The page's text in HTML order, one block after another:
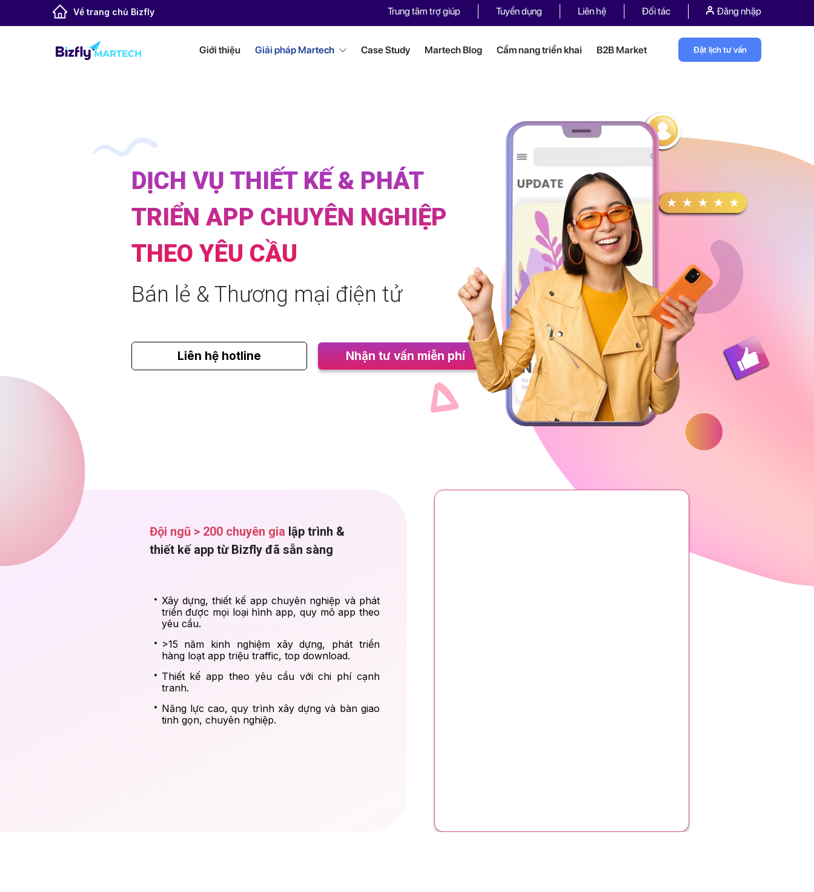
Về trang chủ Bizfly Trung tâm trợ giúp Tuyển dụng Liên hệ Đối tác Đăng nhập
Giới thiệu Giải pháp Martech Case Study Martech Blog Cẩm nang triển khai B2B Market Đặt lịch tư vấn
DỊCH VỤ THIẾT KẾ & PHÁT
TRIỂN APP CHUYÊN NGHIỆP
THEO YÊU CẦU
Bán lẻ & Thương mại điện
Liên hệ hotline Nhận tư vấn miễn phí
Đội ngũ > 200 chuyên gia lập trình &
thiết kế app từ Bizfly đã sẵn sàng
Xây dựng, thiết kế app chuyên nghiệp và phát
triển được mọi loại hình app, quy mô app theo
yêu cầu.
>15 năm kinh nghiệm xây dựng, phát triển
hàng loạt app triệu traffic, top download.
Thiết kế app theo yêu cầu với chi phí cạnh
tranh.
Năng lực cao, quy trình xây dựng và bàn giao
tinh gọn, chuyên nghiệp.